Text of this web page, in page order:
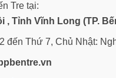
Tre tại:
Tỉnh Vĩnh Long (TP.
đến Thứ 7, Chủ Nhật: